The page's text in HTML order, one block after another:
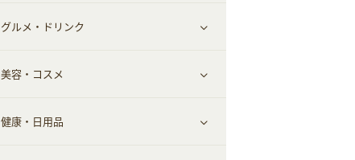
総合通販
デパート・スーパー
すべて見る
ファッション
インナー・下着
グルメ・ドリンク
すべて見る
グルメ
美容・コスメ
すべて見る
健康・日用品